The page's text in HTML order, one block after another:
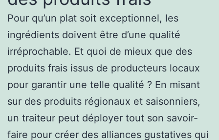
Pour qu’un plat soit exceptionnel, les
ingrédients doivent être d’une qualité
irréprochable. Et quoi de mieux que des
produits frais issus de producteurs locaux
pour garantir une telle qualité ? En misant
sur des produits régionaux et saisonniers,
un traiteur peut déployer tout son savoir-
faire pour créer des alliances gustatives qui